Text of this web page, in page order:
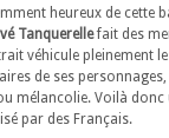
heureux de cette
Tanquerellefait des
trait véhicule pleinement
de ses
mélancolie. Voilà donc
par des Français.